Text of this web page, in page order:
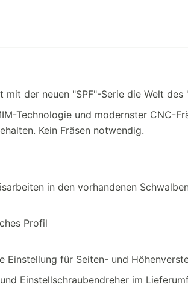
mit der neuen "SPF"-Serie die Welt des
Technologie und modernster CNC-
Kein Fräsen notwendig.
in den vorhandenen
Profil
Einstellung für Seiten- und
Einstellschraubendreher im